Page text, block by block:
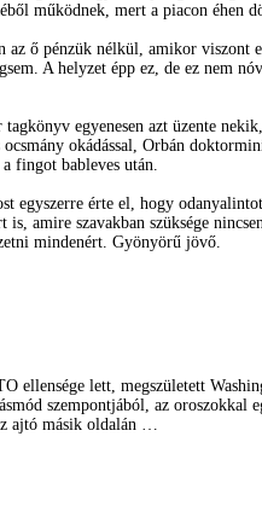
működnek, mert a piacon éhen
ő pénzük nélkül, amikor viszont
A helyzet épp ez, de ez nem
egyenesen azt üzente
okádással, Orbán
fingot bableves után.
egyszerre érte el, hogy
amire szavakban szüksége
mindenért. Gyönyörű jövő.
ellensége lett, megszületett
szempontjából, az oroszokkal
ajtó másik oldalán …